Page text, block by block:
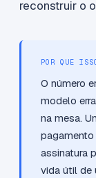
reconstruir o
POR QUE
O número
modelo
na mesa.
assinatura
vida útil de